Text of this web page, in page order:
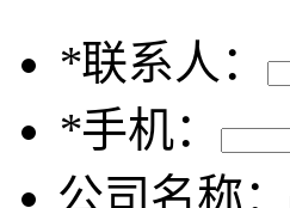
*联系人：
*手机：
公司名称：